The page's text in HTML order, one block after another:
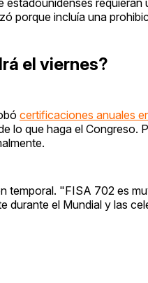
porque incluía una
el viernes?
certificaciones anuales
lo que haga el
temporal. "FISA 702 es
durante el Mundial y las